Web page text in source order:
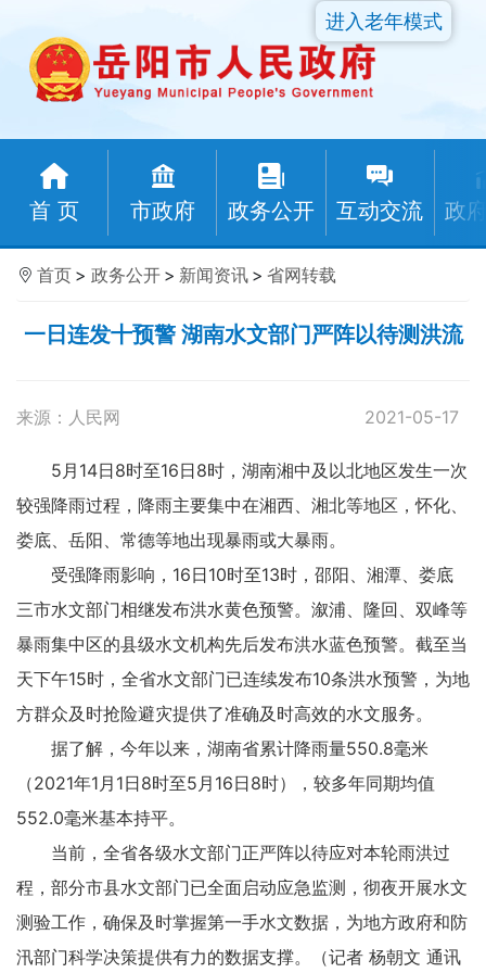
首 页 市政府 政务公开 互动交流 政
进入老年模式
首页 > 政务公开 > 新闻资讯 > 省网转载
一日连发十预警 湖南水文部门严阵以待测洪流
来源：人民网 2021-05-17
5月14日8时至16日8时，湖南湘中及以北地区发生一次
较强降雨过程，降雨主要集中在湘西、湘北等地区，怀化、
娄底、岳阳、常德等地出现暴雨或大暴雨。
受强降雨影响，16日10时至13时，邵阳、湘潭、娄底
三市水文部门相继发布洪水黄色预警。溆浦、隆回、双峰等
暴雨集中区的县级水文机构先后发布洪水蓝色预警。截至当
天下午15时，全省水文部门已连续发布10条洪水预警，为地
方群众及时抢险避灾提供了准确及时高效的水文服务。
据了解，今年以来，湖南省累计降雨量550.8毫米
（2021年1月1日8时至5月16日8时），较多年同期均值
552.0毫米基本持平。
当前，全省各级水文部门正严阵以待应对本轮雨洪过
程，部分市县水文部门已全面启动应急监测，彻夜开展水文
测验工作，确保及时掌握第一手水文数据，为地方政府和防
汛部门科学决策提供有力的数据支撑。（记者 杨朝文 通讯